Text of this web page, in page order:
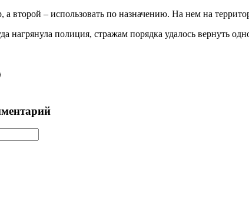
второй – использовать по назначению. На нем на
нагрянула полиция, стражам порядка удалось вернуть